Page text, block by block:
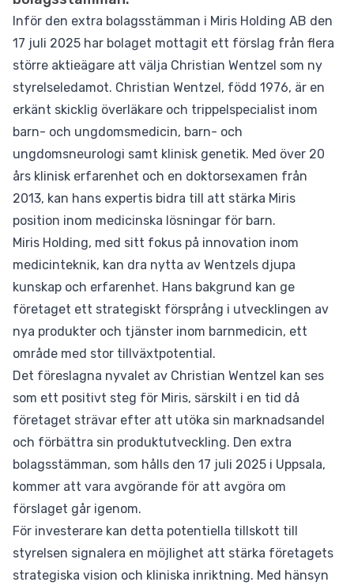
Inför den extra bolagsstämman i Miris Holding AB den
17 juli 2025 har bolaget mottagit ett förslag från flera
större aktieägare att välja Christian Wentzel som ny
styrelseledamot. Christian Wentzel, född 1976, är en
erkänt skicklig överläkare och trippelspecialist inom
barn- och ungdomsmedicin, barn- och
ungdomsneurologi samt klinisk genetik. Med över 20
års klinisk erfarenhet och en doktorsexamen från
2013, kan hans expertis bidra till att stärka Miris
position inom medicinska lösningar för barn.
Miris Holding, med sitt fokus på innovation inom
medicinteknik, kan dra nytta av Wentzels djupa
kunskap och erfarenhet. Hans bakgrund kan ge
företaget ett strategiskt försprång i utvecklingen av
nya produkter och tjänster inom barnmedicin, ett
område med stor tillväxtpotential.
Det föreslagna nyvalet av Christian Wentzel kan ses
som ett positivt steg för Miris, särskilt i en tid då
företaget strävar efter att utöka sin marknadsandel
och förbättra sin produktutveckling. Den extra
bolagsstämman, som hålls den 17 juli 2025 i Uppsala,
kommer att vara avgörande för att avgöra om
förslaget går igenom.
För investerare kan detta potentiella tillskott till
styrelsen signalera en möjlighet att stärka företagets
strategiska vision och kliniska inriktning. Med hänsyn